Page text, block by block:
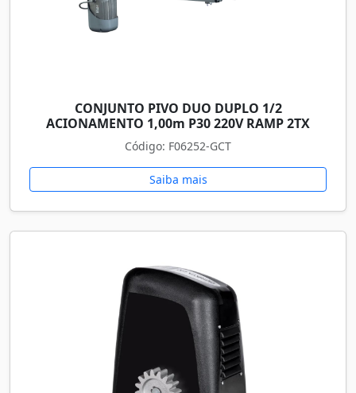
CONJUNTO PIVO DUO DUPLO 1/2
ACIONAMENTO 1,00m P30 220V RAMP 2TX
Código: F06252-GCT
Saiba mais